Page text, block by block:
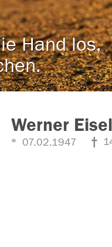
Hand los,
Werner
07.02.1947